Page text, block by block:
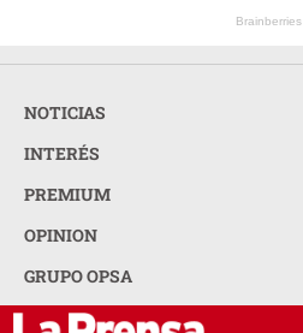
Brainberries
NOTICIAS
INTERÉS
PREMIUM
OPINION
GRUPO OPSA